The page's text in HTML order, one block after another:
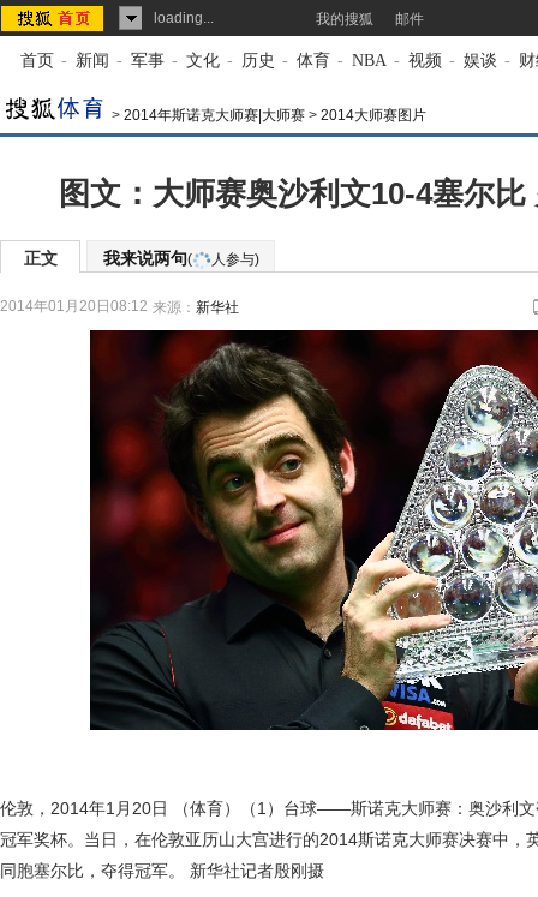
loading... 我的搜狐 邮件
首页 - 新闻 - 军事 - 文化 - 历史 - 体育 - NBA - 视频 - 娱谈 -
> 2014年斯诺克大师赛|大师赛 > 2014大师赛图片
图文：大师赛奥沙利文10-4塞尔
正文 我来说两句( 人参与)
2014年01月20日08:12 来源： 新华社
伦敦，2014年1月20日 （体育）（1）台球——斯诺克大师赛：奥沙利
冠军奖杯。当日，在伦敦亚历山大宫进行的2014斯诺克大师赛决赛中，
同胞塞尔比，夺得冠军。 新华社记者殷刚摄